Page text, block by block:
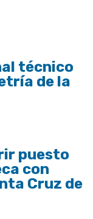
técnico
de la
puesto
con
Cruz de